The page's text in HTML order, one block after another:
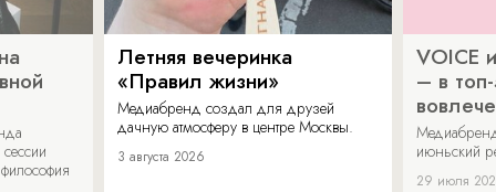
Летняя вечеринка
«Правил жизни»
Медиабренд создал для друзей
дачную атмосферу в центре Москвы.
3 августа 2026
VOICE
– в
июньский
29 июля